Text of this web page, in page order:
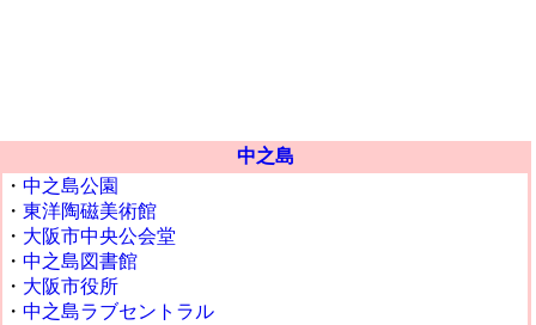
中之島
・ 中之島公園
・ 東洋陶磁美術館
・ 大阪市中央公会堂
・ 中之島図書館
・ 大阪市役所
・ 中之島ラブセントラル